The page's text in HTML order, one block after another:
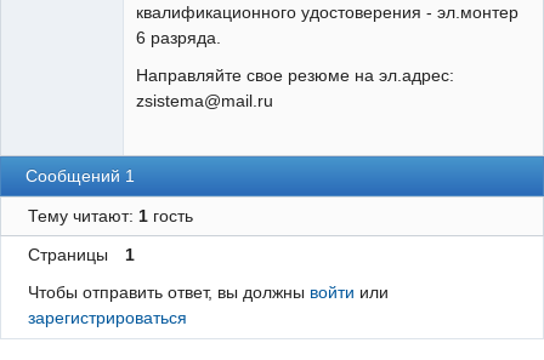
квалификационного удостоверения - эл.монтер
6 разряда.
Направляйте свое резюме на эл.адрес:
zsistema@mail.ru
Сообщений 1
Тему читают: 1гость
Страницы
1
Чтобы отправить ответ, вы должны войти или
зарегистрироваться